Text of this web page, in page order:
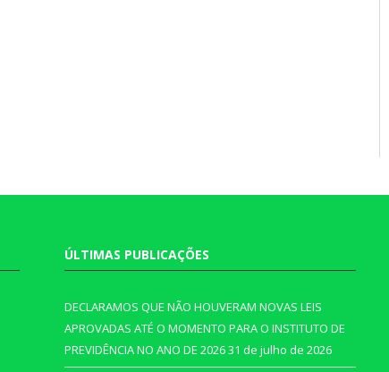
ÚLTIMAS PUBLICAÇÕES
DECLARAMOS QUE NÃO HOUVERAM NOVAS LEIS
APROVADAS ATÉ O MOMENTO PARA O INSTITUTO DE
PREVIDÊNCIA NO ANO DE 202631 de julho de 2026